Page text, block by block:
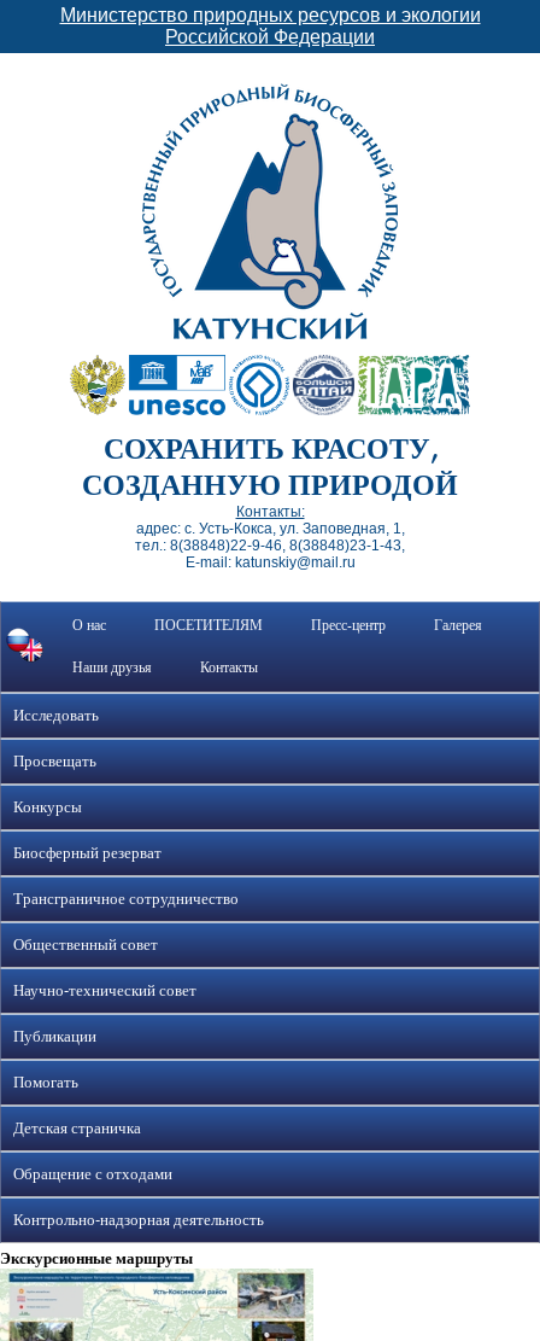
Министерство природных ресурсов и экологии
Российской Федерации
СОХРАНИТЬ КРАСОТУ,
СОЗДАННУЮ ПРИРОДОЙ
Контакты:
адрес: с. Усть-Кокса, ул. Заповедная, 1,
тел.: 8(38848)22-9-46, 8(38848)23-1-43,
E-mail: katunskiy@mail.ru
О нас ПОСЕТИТЕЛЯМ Пресс-центр Галерея
Наши друзья Контакты
Исследовать
Просвещать
Конкурсы
Биосферный резерват
Трансграничное сотрудничество
Общественный совет
Научно-технический совет
Публикации
Помогать
Детская страничка
Обращение с отходами
Контрольно-надзорная деятельность
Экскурсионные маршруты